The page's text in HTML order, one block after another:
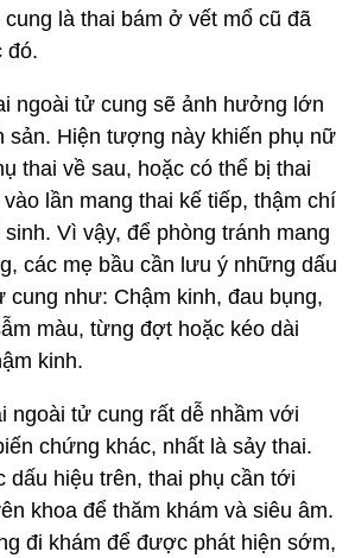
là thai bám ở vết mổ cũ đã
đó.
ngoài tử cung sẽ ảnh hưởng lớn
sản. Hiện tượng này khiến phụ nữ
thai về sau, hoặc có thể bị thai
lần mang thai kế tiếp, thậm chí
Vì vậy, để phòng tránh mang
các mẹ bầu cần lưu ý những dấu
cung như: Chậm kinh, đau bụng,
màu, từng đợt hoặc kéo dài
kinh.
ngoài tử cung rất dễ nhầm với
chứng khác, nhất là sảy thai.
dấu hiệu trên, thai phụ cần tới
khoa để thăm khám và siêu âm.
đi khám để được phát hiện sớm,